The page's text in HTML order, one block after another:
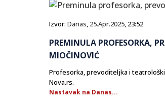
Izvor: Danas, 25.Apr.2025, 23:52
PREMINULA PROFESORKA,
MIOČINOVIĆ
Profesorka, prevoditeljka i
Nova.rs.
Nastavak na Danas...